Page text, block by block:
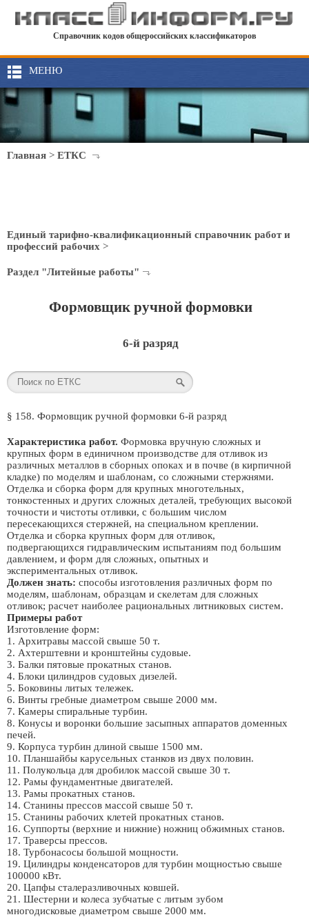
Справочник кодов общероссийских классификаторов
МЕНЮ
Главная > ЕТКС
Единый тарифно-квалификационный справочник работ и
профессий рабочих >
Раздел "Литейные работы"
Формовщик ручной формовки
6-й разряд
§ 158. Формовщик ручной формовки 6-й разряд
Характеристика работ. Формовка вручную сложных и
крупных форм в единичном производстве для отливок из
различных металлов в сборных опоках и в почве (в кирпичной
кладке) по моделям и шаблонам, со сложными стержнями.
Отделка и сборка форм для крупных многотельных,
тонкостенных и других сложных деталей, требующих высокой
точности и чистоты отливки, с большим числом
пересекающихся стержней, на специальном креплении.
Отделка и сборка крупных форм для отливок,
подвергающихся гидравлическим испытаниям под большим
давлением, и форм для сложных, опытных и
экспериментальных отливок.
Должен знать: способы изготовления различных форм по
моделям, шаблонам, образцам и скелетам для сложных
отливок; расчет наиболее рациональных литниковых систем.
Примеры работ
Изготовление форм:
1. Архитравы массой свыше 50 т.
2. Ахтерштевни и кронштейны судовые.
3. Балки пятовые прокатных станов.
4. Блоки цилиндров судовых дизелей.
5. Боковины литых тележек.
6. Винты гребные диаметром свыше 2000 мм.
7. Камеры спиральные турбин.
8. Конусы и воронки большие засыпных аппаратов доменных
печей.
9. Корпуса турбин длиной свыше 1500 мм.
10. Планшайбы карусельных станков из двух половин.
11. Полукольца для дробилок массой свыше 30 т.
12. Рамы фундаментные двигателей.
13. Рамы прокатных станов.
14. Станины прессов массой свыше 50 т.
15. Станины рабочих клетей прокатных станов.
16. Суппорты (верхние и нижние) ножниц обжимных станов.
17. Траверсы прессов.
18. Турбонасосы большой мощности.
19. Цилиндры конденсаторов для турбин мощностью свыше
100000 кВт.
20. Цапфы сталеразливочных ковшей.
21. Шестерни и колеса зубчатые с литым зубом
многодисковые диаметром свыше 2000 мм.